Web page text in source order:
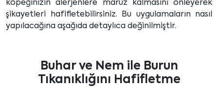
köpeğinizin alerjenlere maruz kalmasını önleyerek
şikayetleri hafifletebilirsiniz. Bu uygulamaların nasıl
yapılacağına aşağıda detaylıca değinilmiştir.
Buhar ve Nem ile Burun
Tıkanıklığını Hafifletme